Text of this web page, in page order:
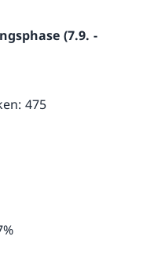
(7.9. -
475